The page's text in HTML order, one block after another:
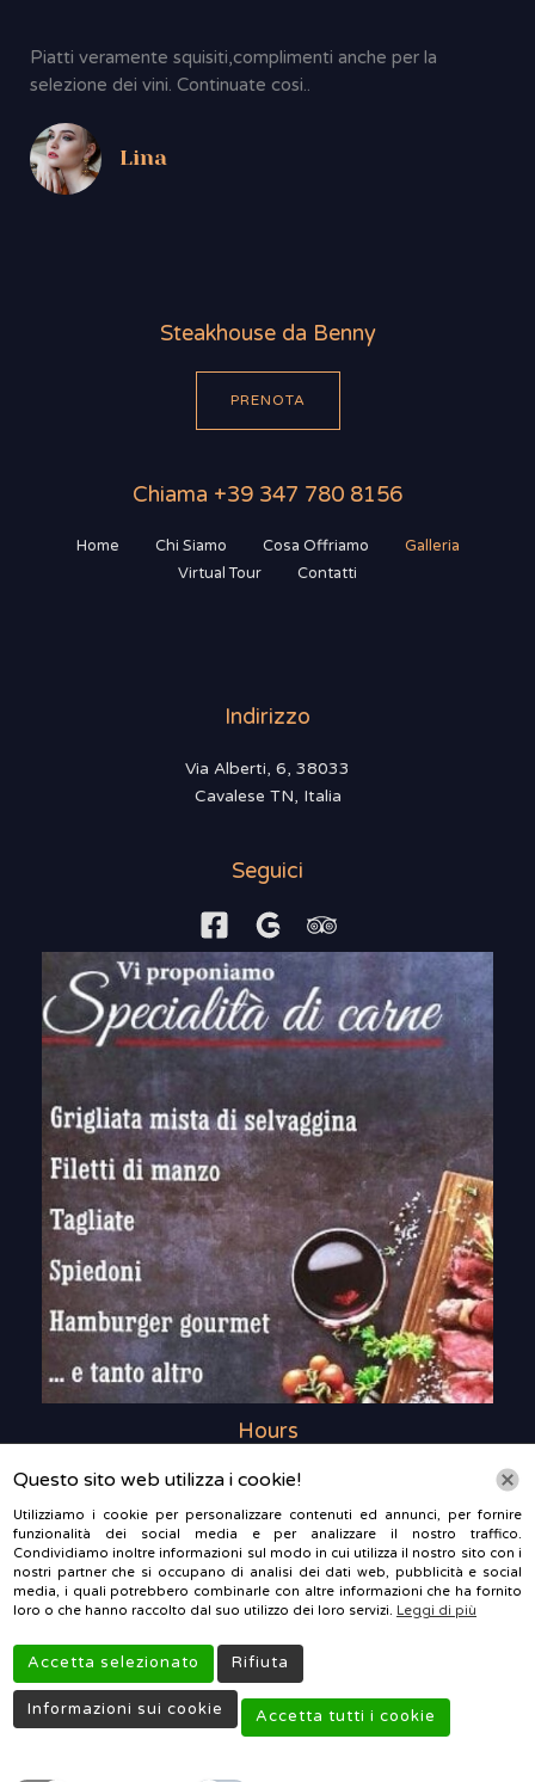
Piatti veramente squisiti,complimenti anche per la
selezione dei vini. Continuate cosi..
Lina
Steakhouse da Benny
PRENOTA
Chiama +39 347 780 8156
Home Chi Siamo Cosa Offriamo
Galleria
Virtual Tour
Contatti
Indirizzo
Via Alberti, 6, 38033
Cavalese TN, Italia
Seguici
Hours
Lunedì : 5:00 PM – 10:30 PM
Martedì : 5:00 PM – 10:30 PM
Mercoledì : Chiuso
Giovedì : 5:00 PM – 10:30 PM
Venerdì : 5:00 PM – 10:30 PM
Sabato : 5:00 PM – 10:30 PM
Domenica : 5:00 PM – 10:30 PM
Questo sito web utilizza i cookie!
Utilizziamo i cookie per personalizzare contenuti ed annunci, per fornire
funzionalità dei social media e per analizzare il nostro traffico.
Condividiamo inoltre informazioni sul modo in cui utilizza il nostro sito con i
nostri partner che si occupano di analisi dei dati web, pubblicità e social
media, i quali potrebbero combinarle con altre informazioni che ha fornito
loro o che hanno raccolto dal suo utilizzo dei loro servizi. Leggi di più
Accetta selezionato Rifiuta
Informazioni sui cookie Accetta tutti i cookie